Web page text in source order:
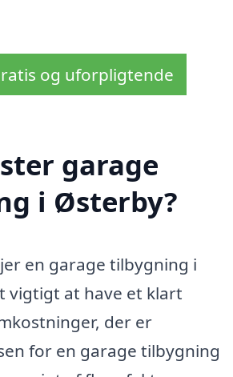
og uforpligtende
garage
i Østerby?
en garage tilbygning i
vigtigt at have et klart
der er
for en garage tilbygning